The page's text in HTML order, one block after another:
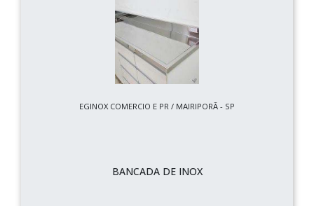
EGINOX COMERCIO E PR / MAIRIPORÃ - SP
BANCADA DE INOX